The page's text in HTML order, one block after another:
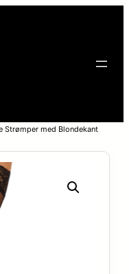
Strømper med Blondekant